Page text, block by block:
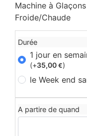
Machine à
Froide/Chaude
Durée
1 jour en
(+35,00 €)
le Week end
A partire de quand